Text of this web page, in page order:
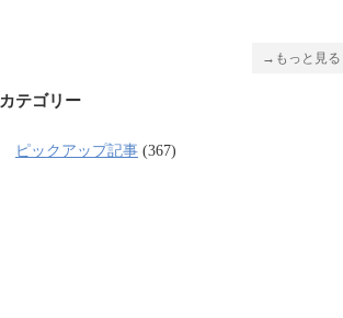
→もっと見る
カテゴリー
ピックアップ記事 (367)